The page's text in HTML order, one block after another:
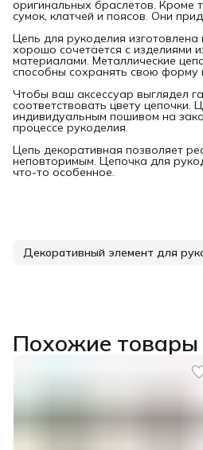
оригинальных браслетов. Кроме
сумок, клатчей и поясов. Они
Цепь для рукоделия
хорошо сочетается с изделиями
материалами. Металлические
способны сохранять свою форму
Чтобы ваш аксессуар выглядел
соответствовать цвету
индивидуальным пошивом на
процессе рукоделия.
Цепь декоративная позволяет
неповторимым. Цепочка для
что-то особенное.
Декоративный элемент для
Похожие товары